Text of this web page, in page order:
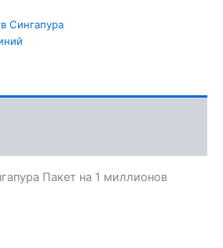
Сингапура
Пакет на 1 миллионов